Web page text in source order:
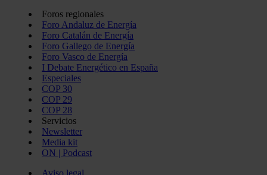
Foros regionales
Foro Andaluz de Energía
Foro Catalán de Energía
Foro Gallego de Energía
Foro Vasco de Energía
I Debate Energético en España
Especiales
COP 30
COP 29
COP 28
Servicios
Newsletter
Media kit
ON | Podcast